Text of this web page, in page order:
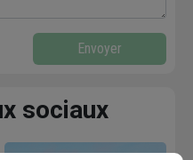
Envoyer
sociaux